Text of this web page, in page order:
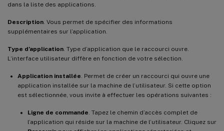
dans la liste des applications.
Description . Vous permet de spécifier des informations
supplémentaires sur l’application.
Type d’application . Type d’application que le raccourci ouvre.
L’interface utilisateur diffère en fonction de votre sélection.
Application installée . Permet de créer un raccourci qui ouvre une
application installée sur la machine de l’utilisateur. Si cette option
est sélectionnée, vous invite à effectuer les opérations suivantes :
Ligne de commande . Tapez le chemin d’accès complet de
l’application qui réside sur la machine de l’utilisateur. Cliquez sur